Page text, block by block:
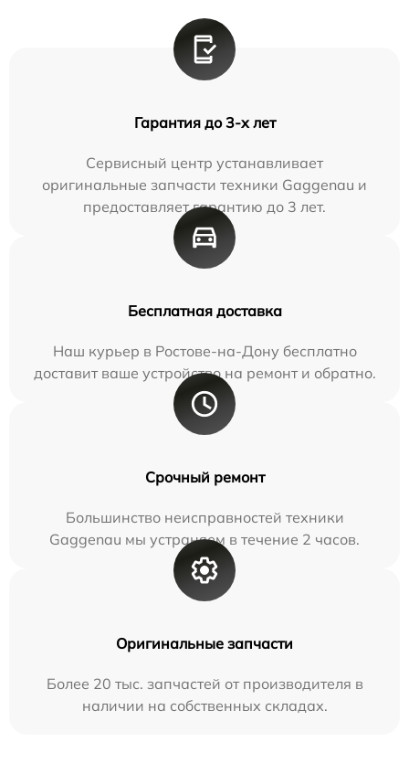
Гарантия до 3-х лет
Сервисный центр устанавливает
оригинальные запчасти техники Gaggenau и
предоставляет гарантию до 3 лет.
Бесплатная доставка
Наш курьер в Ростове-на-Дону бесплатно
доставит ваше устройство на ремонт и обратно.
Срочный ремонт
Большинство неисправностей техники
Gaggenau мы устраняем в течение 2 часов.
Оригинальные запчасти
Более 20 тыс. запчастей от производителя в
наличии на собственных складах.